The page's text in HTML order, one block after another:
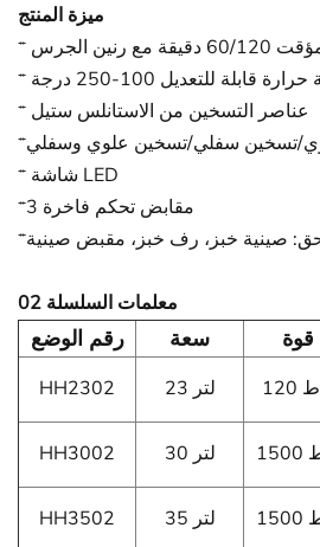
ميزة المنتج
60/120 دقيقة مع رنين الجرس
قابلة للتعديل 100-250 درجة
* عناصر التسخين من الاستانلس ستيل
تسخين سفلي/تسخين علوي وسفلي
* شاشة LED
*3 مقابض تحكم فاخرة
صينية خبز، رف خبز، مقبض صينية
02 معلمات السلسلة
رقم الوضع سعة قوة
HH2302 23 لتر
HH3002
30 لتر
HH3502
35 لتر